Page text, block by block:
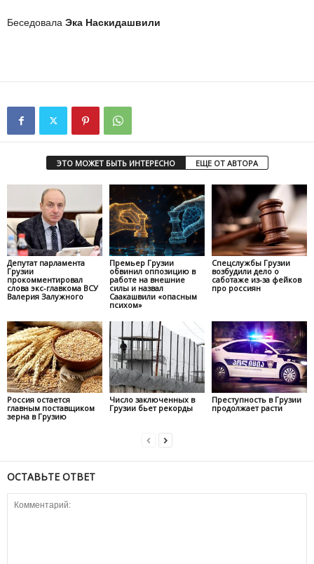
Беседовала Эка Наскидашвили
ЭТО МОЖЕТ БЫТЬ ИНТЕРЕСНО ЕЩЕ ОТ АВТОРА
Депутат парламента
Грузии
прокомментировал
слова экс-главкома ВСУ
Валерия Залужного
Премьер Грузии
обвинил оппозицию в
работе на внешние
силы и назвал
Саакашвили «опасным
психом»
Спецслужбы Грузии
возбудили дело о
саботаже из-за фейков
про россиян
Россия остается
главным поставщиком
зерна в Грузию
Число заключенных в
Грузии бьет рекорды
Преступность в Грузии
продолжает расти
ОСТАВЬТЕ ОТВЕТ